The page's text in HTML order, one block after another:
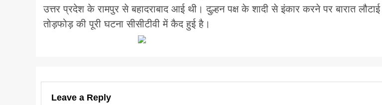
उत्तर प्रदेश के रामपुर से बहादराबाद आई थी। दुल्हन पक्ष के शादी से इंकार करने पर बारात
तोड़फोड़ की पूरी घटना सीसीटीवी में कैद हुई है।
Leave a Reply